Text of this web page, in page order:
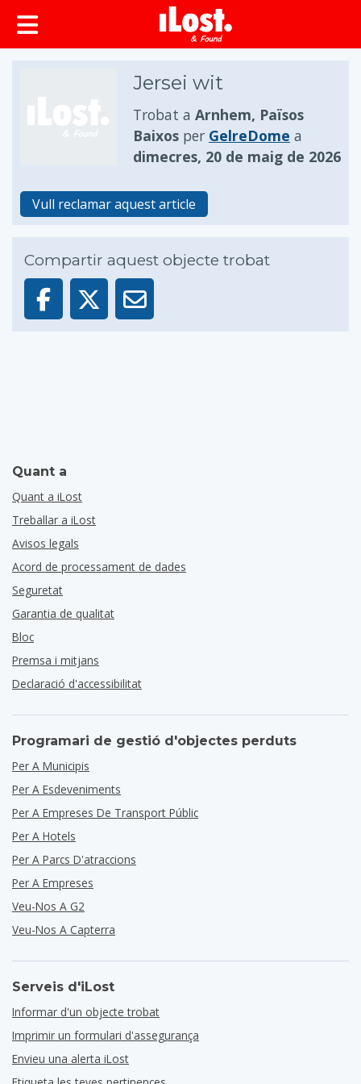
principal
Jersei wit
Trobat a Arnhem, Països
Baixos per GelreDome a
dimecres, 20 de maig de 2026
Vull reclamar aquest article
Compartir aquest objecte trobat
Quant a
Quant a iLost
Treballar a iLost
Avisos legals
Acord de processament de dades
Seguretat
Garantia de qualitat
Bloc
Premsa i mitjans
Declaració d'accessibilitat
Programari de gestió d'objectes perduts
Per A Municipis
Per A Esdeveniments
Per A Empreses De Transport Públic
Per A Hotels
Per A Parcs D'atraccions
Per A Empreses
Veu-Nos A G2
Veu-Nos A Capterra
Serveis d'iLost
Informar d'un objecte trobat
Imprimir un formulari d'assegurança
Envieu una alerta iLost